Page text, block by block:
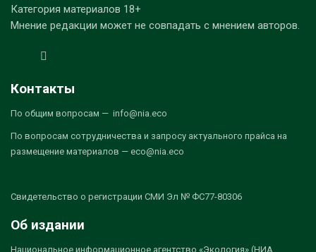
Категория материалов 18+
Мнение редакции может не совпадать с мнением авторов.
Контакты
По общим вопросам — info@nia.eco
По вопросам сотрудничества и запросу актуального прайса на
размещение материалов — eco@nia.eco
Свидетельство о регистрации СМИ Эл № ФС77-80306
Об издании
Национальное информационное агентство «Экология» (НИА